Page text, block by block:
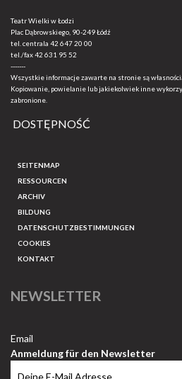
Teatr Wielki w Łodzi
Plac Dąbrowskiego, 90-249 Łódź
tel. centrala 42 647 20 00
tel./fax42 631 95 52
-------
Wszystkie informacje zawarte na stronie są
Kopiowanie, powielanie lub jakiekolwiek inne
zabronione.
DOSTĘPNOŚĆ
SEITENMAP
RESSOURCEN
ARCHIV
BILDUNG
DATENSCHUTZBESTIMMUNGEN
COOKIES
KONTAKT
NEWSLETTER
Email
Anmeldung für den Newsletter